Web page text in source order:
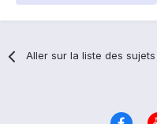
Aller sur la liste des sujets